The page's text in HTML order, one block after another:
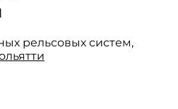
рельсовых систем,